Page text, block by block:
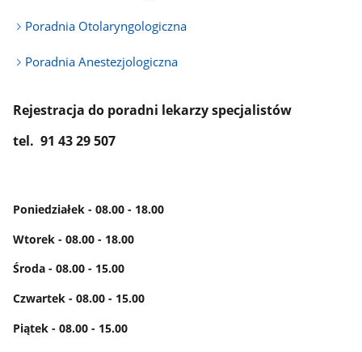
Poradnia Otolaryngologiczna
Poradnia Anestezjologiczna
Rejestracja do poradni lekarzy specjalistów
tel. 91 43 29 507
Poniedziałek - 08.00 - 18.00
Wtorek - 08.00 - 18.00
Środa - 08.00 - 15.00
Czwartek - 08.00 - 15.00
Piątek - 08.00 - 15.00